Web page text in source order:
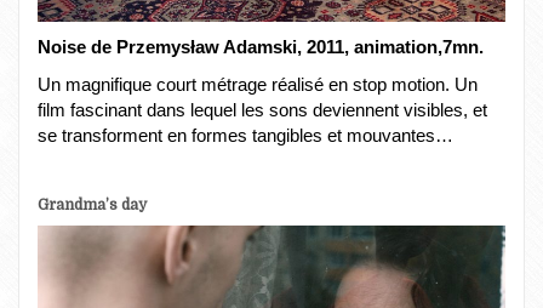
Noise de Przemysław Adamski, 2011, animation,7mn.
Un magnifique court métrage réalisé en stop motion. Un
film fascinant dans lequel les sons deviennent visibles, et
se transforment en formes tangibles et mouvantes…
Grandma’s day